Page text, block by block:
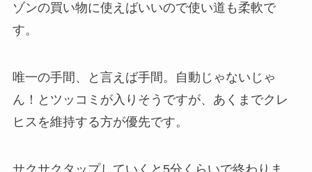
ゾンの買い物に使えばいいので使い道も柔軟で
す。
唯一の手間、と言えば手間。自動じゃないじゃ
ん！とツッコミが入りそうですが、あくまでクレ
ヒスを維持する方が優先です。